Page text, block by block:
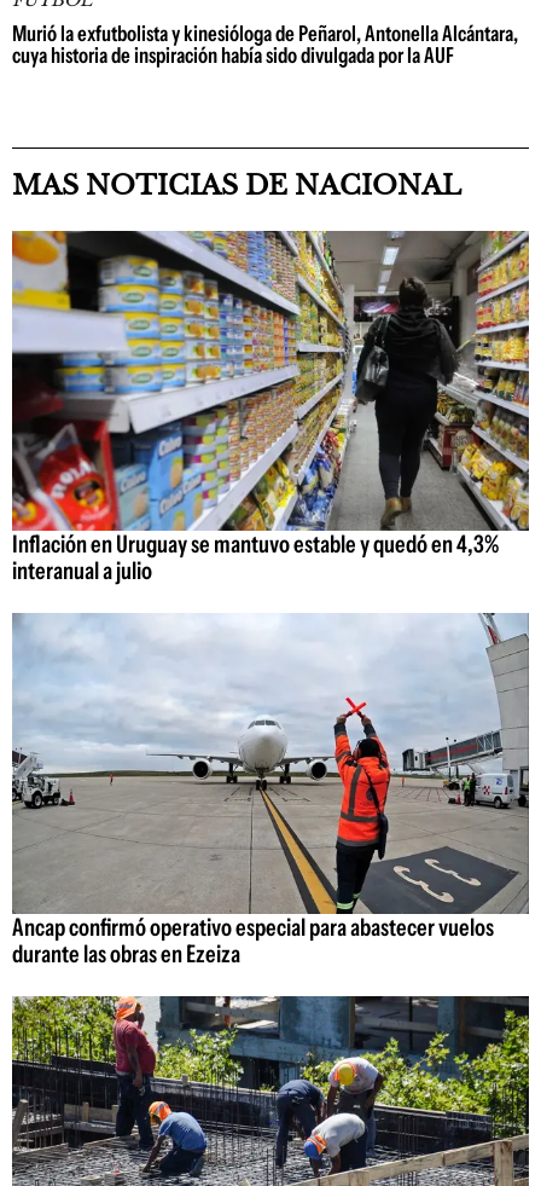
Murió la exfutbolista y kinesióloga de Peñarol, Antonella Alcántara,
cuya historia de inspiración había sido divulgada por la AUF
MAS NOTICIAS DE NACIONAL
Inflación en Uruguay se mantuvo estable y quedó en 4,3%
interanual a julio
Ancap confirmó operativo especial para abastecer vuelos
durante las obras en Ezeiza